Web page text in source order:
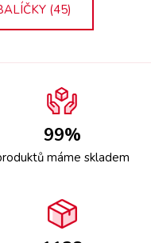
(45)
99%
máme skladem